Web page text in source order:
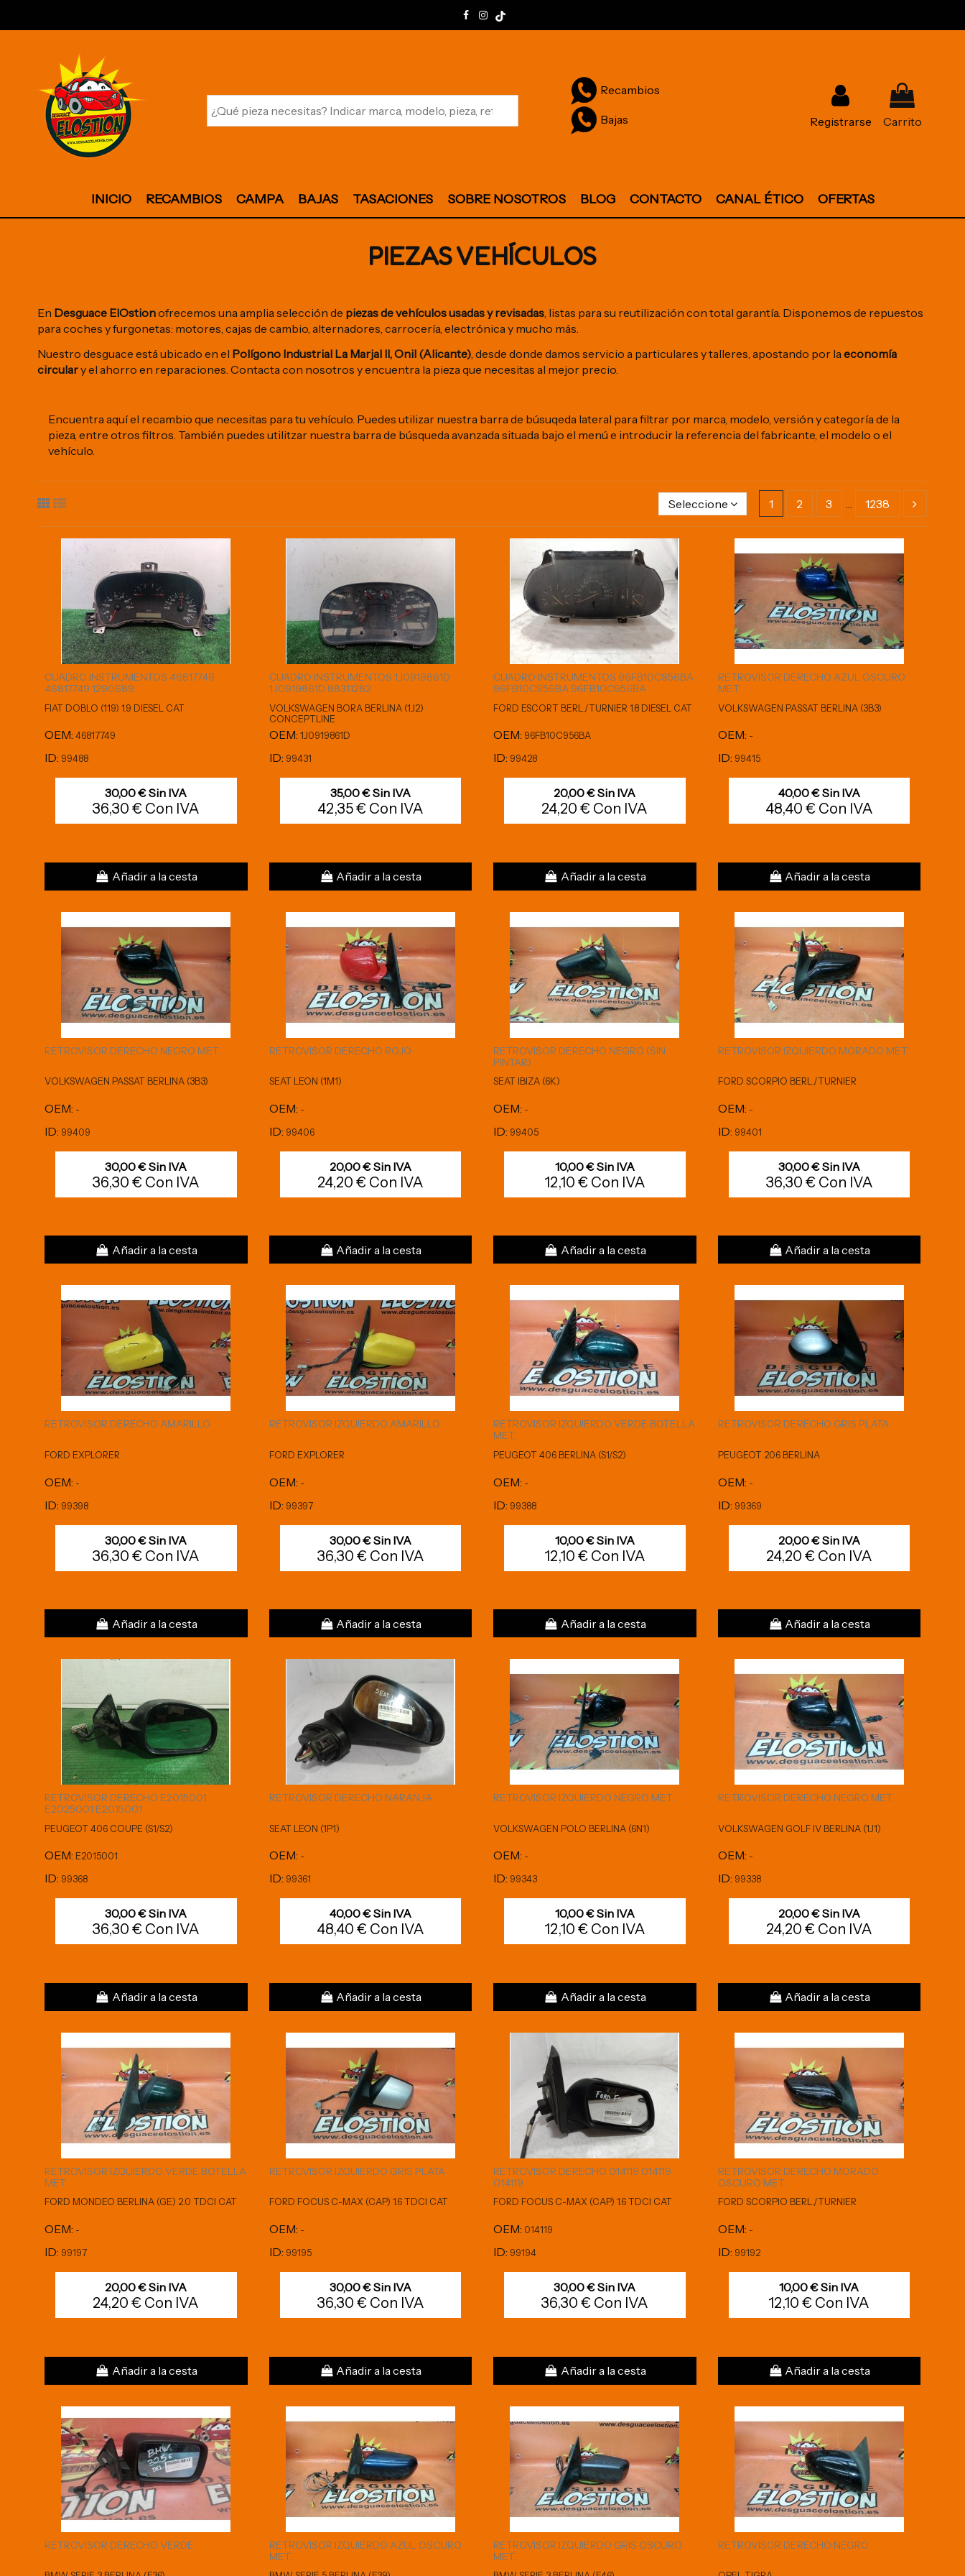
Recambios
Bajas Registrarse Carrito
INICIO RECAMBIOS CAMPA BAJAS TASACIONES SOBRE NOSOTROS BLOG CONTACTO CANAL ÉTICO OFERTAS
PIEZAS VEHÍCULOS
En Desguace ElOstionofrecemos una amplia selección de piezas de vehículos usadas y revisadas , listas para su reutilización con total garantía. Disponemos de repuestos
para coches y furgonetas: motores, cajas de cambio, alternadores, carrocería, electrónica y mucho más.
Nuestro desguace está ubicado en el Polígono Industrial La Marjal II, Onil (Alicante) , desde donde damos servicio a particulares y talleres, apostando por la economía
circulary el ahorro en reparaciones. Contacta con nosotros y encuentra la pieza que necesitas al mejor precio.
Encuentra aquí el recambio que necesitas para tu vehículo. Puedes utilizar nuestra barra de búsuqeda lateral para filtrar por marca, modelo, versión y categoría de la
pieza, entre otros filtros. También puedes utilitzar nuestra barra de búsqueda avanzada situada bajo el menú e introducir la referencia del fabricante, el modelo o el
vehículo.
Seleccione 1 2 3 1238
CUADRO INSTRUMENTOS 46817749
46817749 1290689
FIAT DOBLO (119) 1.9 DIESEL CAT
OEM: 46817749
ID: 99488
30,00 € Sin IVA
36,30 € Con IVA
Añadir a la cesta
CUADRO INSTRUMENTOS 1J0919861D
1J0919861D 88311282
VOLKSWAGEN BORA BERLINA (1J2)
CONCEPTLINE
OEM: 1J0919861D
ID: 99431
35,00 € Sin IVA
42,35 € Con IVA
Añadir a la cesta
CUADRO INSTRUMENTOS 96FB10C956BA
96FB10C956BA 96FB10C956BA
FORD ESCORT BERL./TURNIER 1.8 DIESEL CAT
OEM: 96FB10C956BA
ID: 99428
20,00 € Sin IVA
24,20 € Con IVA
Añadir a la cesta
RETROVISOR DERECHO AZUL OSCURO
MET.
VOLKSWAGEN PASSAT BERLINA (3B3)
OEM: -
ID: 99415
40,00 € Sin IVA
48,40 € Con IVA
Añadir a la cesta
RETROVISOR DERECHO NEGRO MET.
VOLKSWAGEN PASSAT BERLINA (3B3)
OEM: -
ID: 99409
30,00 € Sin IVA
36,30 € Con IVA
Añadir a la cesta
RETROVISOR DERECHO ROJO
SEAT LEON (1M1)
OEM: -
ID: 99406
20,00 € Sin IVA
24,20 € Con IVA
Añadir a la cesta
RETROVISOR DERECHO NEGRO (SIN
PINTAR)
SEAT IBIZA (6K)
OEM: -
ID: 99405
10,00 € Sin IVA
12,10 € Con IVA
Añadir a la cesta
RETROVISOR IZQUIERDO MORADO MET.
FORD SCORPIO BERL./TURNIER
OEM: -
ID: 99401
30,00 € Sin IVA
36,30 € Con IVA
Añadir a la cesta
RETROVISOR DERECHO AMARILLO
FORD EXPLORER
OEM: -
ID: 99398
30,00 € Sin IVA
36,30 € Con IVA
Añadir a la cesta
RETROVISOR IZQUIERDO AMARILLO
FORD EXPLORER
OEM: -
ID: 99397
30,00 € Sin IVA
36,30 € Con IVA
Añadir a la cesta
RETROVISOR IZQUIERDO VERDE BOTELLA
MET.
PEUGEOT 406 BERLINA (S1/S2)
OEM: -
ID: 99388
10,00 € Sin IVA
12,10 € Con IVA
Añadir a la cesta
RETROVISOR DERECHO GRIS PLATA
PEUGEOT 206 BERLINA
OEM: -
ID: 99369
20,00 € Sin IVA
24,20 € Con IVA
Añadir a la cesta
RETROVISOR DERECHO E2015001
E2025001 E2015001
PEUGEOT 406 COUPE (S1/S2)
OEM: E2015001
ID: 99368
30,00 € Sin IVA
36,30 € Con IVA
Añadir a la cesta
RETROVISOR DERECHO NARANJA
SEAT LEON (1P1)
OEM: -
ID: 99361
40,00 € Sin IVA
48,40 € Con IVA
Añadir a la cesta
RETROVISOR IZQUIERDO NEGRO MET.
VOLKSWAGEN POLO BERLINA (6N1)
OEM: -
ID: 99343
10,00 € Sin IVA
12,10 € Con IVA
Añadir a la cesta
RETROVISOR DERECHO NEGRO MET.
VOLKSWAGEN GOLF IV BERLINA (1J1)
OEM: -
ID: 99338
20,00 € Sin IVA
24,20 € Con IVA
Añadir a la cesta
RETROVISOR IZQUIERDO VERDE BOTELLA
MET.
FORD MONDEO BERLINA (GE) 2.0 TDCI CAT
OEM: -
ID: 99197
20,00 € Sin IVA
24,20 € Con IVA
Añadir a la cesta
RETROVISOR IZQUIERDO GRIS PLATA
FORD FOCUS C-MAX (CAP) 1.6 TDCI CAT
OEM: -
ID: 99195
30,00 € Sin IVA
36,30 € Con IVA
Añadir a la cesta
RETROVISOR DERECHO 014119 014119
014119
FORD FOCUS C-MAX (CAP) 1.6 TDCI CAT
OEM: 014119
ID: 99194
30,00 € Sin IVA
36,30 € Con IVA
Añadir a la cesta
RETROVISOR DERECHO MORADO
OSCURO MET.
FORD SCORPIO BERL./TURNIER
OEM: -
ID: 99192
10,00 € Sin IVA
12,10 € Con IVA
Añadir a la cesta
RETROVISOR DERECHO VERDE
RETROVISOR IZQUIERDO AZUL OSCURO
MET.
RETROVISOR IZQUIERDO GRIS OSCURO
MET.
RETROVISOR DERECHO NEGRO